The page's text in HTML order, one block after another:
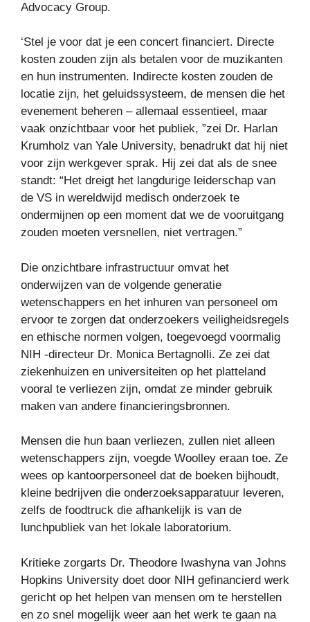
Advocacy Group.
‘Stel je voor dat je een concert financiert. Directe
kosten zouden zijn als betalen voor de muzikanten
en hun instrumenten. Indirecte kosten zouden de
locatie zijn, het geluidssysteem, de mensen die het
evenement beheren – allemaal essentieel, maar
vaak onzichtbaar voor het publiek, ”zei Dr. Harlan
Krumholz van Yale University, benadrukt dat hij niet
voor zijn werkgever sprak. Hij zei dat als de snee
standt: “Het dreigt het langdurige leiderschap van
de VS in wereldwijd medisch onderzoek te
ondermijnen op een moment dat we de vooruitgang
zouden moeten versnellen, niet vertragen.”
Die onzichtbare infrastructuur omvat het
onderwijzen van de volgende generatie
wetenschappers en het inhuren van personeel om
ervoor te zorgen dat onderzoekers veiligheidsregels
en ethische normen volgen, toegevoegd voormalig
NIH -directeur Dr. Monica Bertagnolli. Ze zei dat
ziekenhuizen en universiteiten op het platteland
vooral te verliezen zijn, omdat ze minder gebruik
maken van andere financieringsbronnen.
Mensen die hun baan verliezen, zullen niet alleen
wetenschappers zijn, voegde Woolley eraan toe. Ze
wees op kantoorpersoneel dat de boeken bijhoudt,
kleine bedrijven die onderzoeksapparatuur leveren,
zelfs de foodtruck die afhankelijk is van de
lunchpubliek van het lokale laboratorium.
Kritieke zorgarts Dr. Theodore Iwashyna van Johns
Hopkins University doet door NIH gefinancierd werk
gericht op het helpen van mensen om te herstellen
en zo snel mogelijk weer aan het werk te gaan na